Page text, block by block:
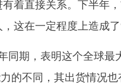
着直接关系。下半年
这在一定程度上造成了
同期，表明这个全球
的不同，其出货情况